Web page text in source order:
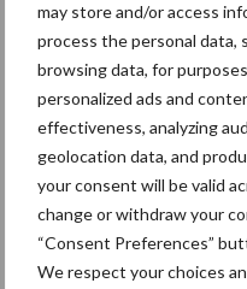
may store and/or access
process the personal data,
browsing data, for
personalized ads and
effectiveness, analyzing
geolocation data, and
your consent will be valid
change or withdraw your
“Consent Preferences”
We respect your choices
goed gevulde zaal vond op
rundveehouderij plaats
Melkveehouders en andere
actuele thema’s binnen de ...
9 april 2025